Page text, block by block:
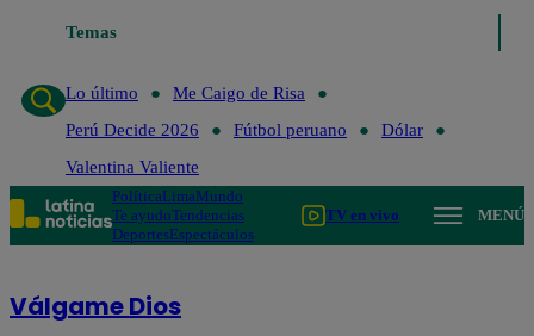
Temas
Lo último
Lo último
Me Caigo de Risa
Perú Decide 2026
Fútbol peruano
Dólar
Valentina Valiente
PolíticaLimaMundo
Te ayudoTendencias
DeportesEspectáculos
TV en vivo MENÚ
Válgame Dios